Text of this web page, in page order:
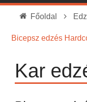
Főoldal
Bicepsz edzés
Kar